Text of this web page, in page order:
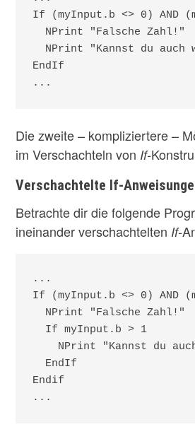
If (myInput.b <> 0) AND
  NPrint "Falsche Zahl!"
NPrint "Kannst du auch
EndIf
...
Die zweite – kompliziertere –
im Verschachteln von If-
Verschachtelte If-
Betrachte dir die folgende
ineinander verschachtelten If-
...
If (myInput.b <> 0) AND
  NPrint "Falsche Zahl!"
If myInput.b > 1
NPrint "Kannst du
  EndIf
Endif
...